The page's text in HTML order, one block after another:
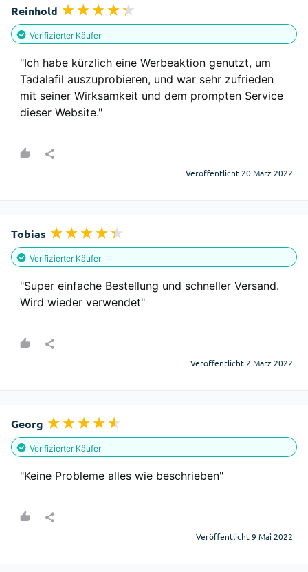
Reinhold
Verifizierter Käufer
"Ich habe kürzlich eine Werbeaktion genutzt, um
Tadalafil auszuprobieren, und war sehr zufrieden
mit seiner Wirksamkeit und dem prompten Service
dieser Website."
Veröffentlicht 20 März 2022
Tobias
Verifizierter Käufer
"Super einfache Bestellung und schneller Versand.
Wird wieder verwendet"
Veröffentlicht 2 März 2022
Georg
Verifizierter Käufer
"Keine Probleme alles wie beschrieben"
Veröffentlicht 9 Mai 2022